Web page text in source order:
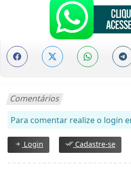
Comentários
Para comentar realize o login
Login Cadastre-se